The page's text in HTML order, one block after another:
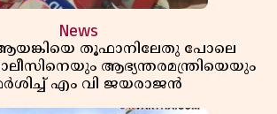
News
തൂഫാനിലേതു പോലെ
ആഭ്യന്തരമന്ത്രിയെയും
എം വി ജയരാജൻ